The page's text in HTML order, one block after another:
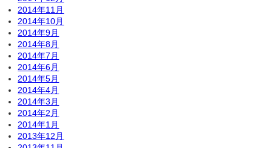
2014年11月
2014年10月
2014年9月
2014年8月
2014年7月
2014年6月
2014年5月
2014年4月
2014年3月
2014年2月
2014年1月
2013年12月